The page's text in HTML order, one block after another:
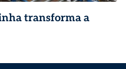
transforma a